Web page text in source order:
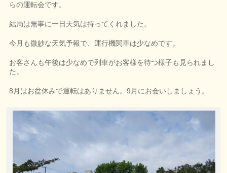
らの運転会です。
結局は無事に一日天気は持ってくれました。
今月も微妙な天気予報で、運行機関車は少なめです。
お客さんも午後は少なめで列車がお客様を待つ様子も見られまし
た。
8月はお盆休みで運転はありません。9月にお会いしましょう。